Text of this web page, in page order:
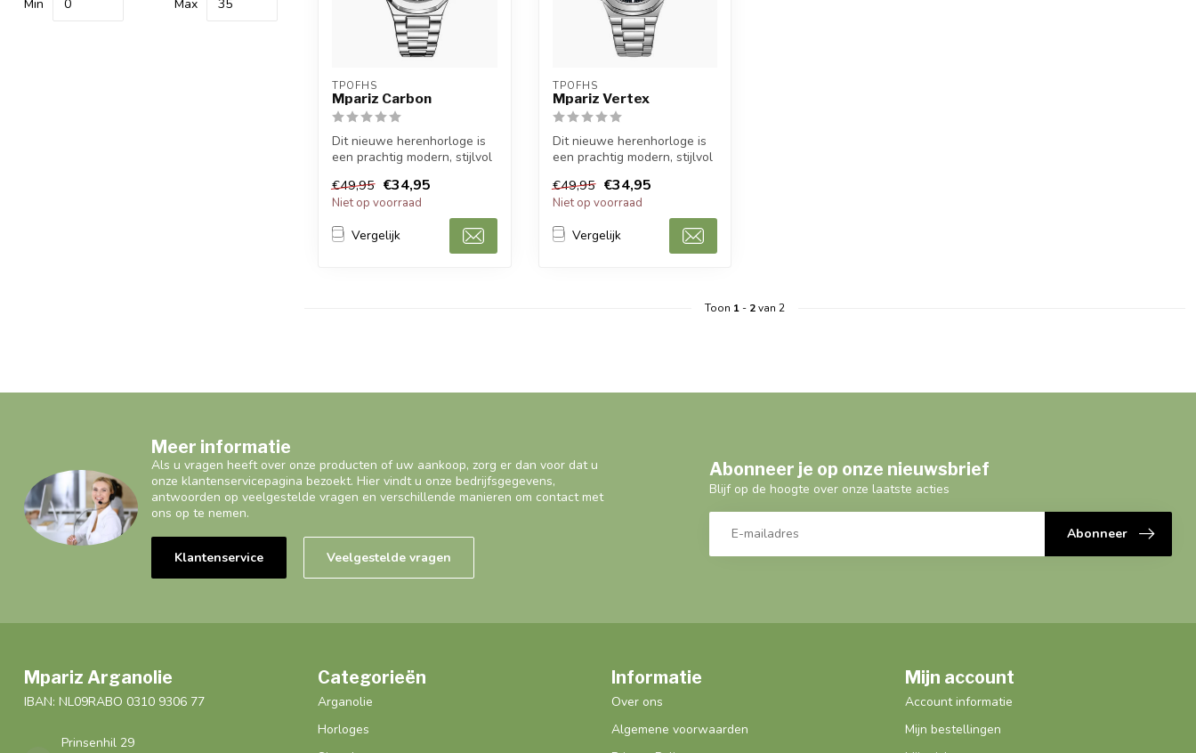
Min Max
TPOFHS
Mpariz Carbon
Dit nieuwe herenhorloge is
een prachtig modern, stijlvol
€49,95 €34,95
Niet op voorraad
Vergelijk
TPOFHS
Mpariz Vertex
Dit nieuwe herenhorloge is
een prachtig modern, stijlvol
€49,95 €34,95
Niet op voorraad
Vergelijk
Toon 1- 2van 2
Meer informatie
Als u vragen heeft over onze producten of uw aankoop, zorg er dan voor dat u
onze klantenservicepagina bezoekt. Hier vindt u onze bedrijfsgegevens,
antwoorden op veelgestelde vragen en verschillende manieren om contact met
ons op te nemen.
Klantenservice Veelgestelde vragen
Abonneer je op onze nieuwsbrief
Blijf op de hoogte over onze laatste acties
Abonneer
Mpariz Arganolie
IBAN: NL09RABO 0310 9306 77
Prinsenhil 29
Categorieën
Arganolie
Horloges
Informatie
Over ons
Algemene voorwaarden
Mijn account
Account informatie
Mijn bestellingen